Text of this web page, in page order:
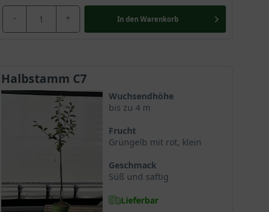
- + In den Warenkorb
Halbstamm C7
Wuchsendhöhe
bis zu 4 m
Frucht
Grüngelb mit rot, klein
Geschmack
Süß und saftig
Lieferbar